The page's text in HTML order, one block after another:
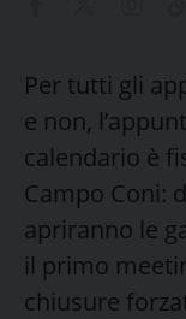
Per tutti gli
e non,
calendario è
Campo Coni:
apriranno le
il primo
chiusure